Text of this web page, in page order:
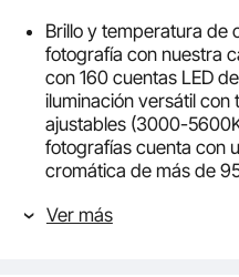
Brillo y temperatura de
fotografía con nuestra
con 160 cuentas LED
iluminación versátil
ajustables (3000-
fotografías cuenta con
cromática de más de
para fotografías de
Ver más